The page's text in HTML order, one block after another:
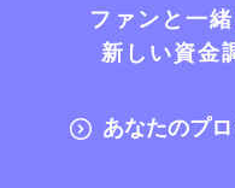
ファンと一
新しい資金
あなたのプ